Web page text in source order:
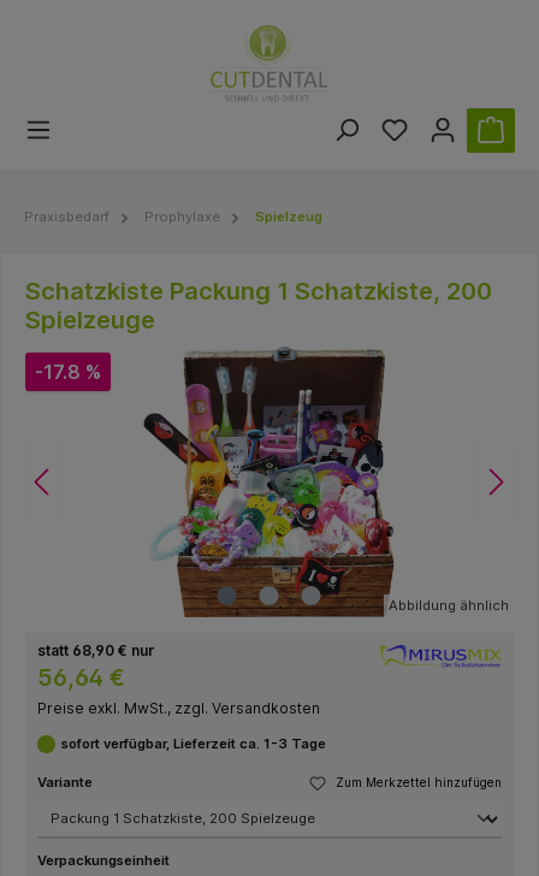
Praxisbedarf Prophylaxe Spielzeug
Schatzkiste Packung 1 Schatzkiste, 200
Spielzeuge
-17.8 %
Abbildung ähnlich
statt 68,90 € nur
56,64 €
Preise exkl. MwSt., zzgl. Versandkosten
sofort verfügbar, Lieferzeit ca. 1-3 Tage
Zum Merkzettel hinzufügen
Variante
Verpackungseinheit